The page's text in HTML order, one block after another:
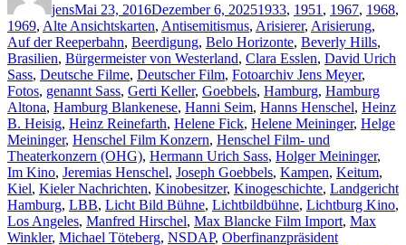
jensMai 23, 2016Dezember 6, 20251933, 1951 , 1967, 1968,
1969, Alte Ansichtskarten, Antisemitismus, Arisierer, Arisierung,
Auf der Reeperbahn, Beerdigung, Belo Horizonte, Beverly Hills,
Brasilien, Bürgermeister von Westerland, Clara Esslen, David Urich
Sass, Deutsche Filme, Deutscher Film, Fotoarchiv Jens Meyer,
Fotos, genannt Sass, Gerti Keller, Goebbels, Hamburg, Hamburg
Altona, Hamburg Blankenese, Hanni Seim, Hanns Henschel, Heinz
B. Heisig, Heinz Reinefarth, Helene Fick, Helene Meininger, Helge
Meininger, Henschel Film Konzern, Henschel Film- und
Theaterkonzern (OHG), Hermann Urich Sass, Holger Meininger,
Im Kino, Jeremias Henschel, Joseph Goebbels, Kampen, Keitum,
Kiel, Kieler Nachrichten, Kinobesitzer, Kinogeschichte, Landgericht
Hamburg, LBB, Licht Bild Bühne, Lichtbildbühne, Lichtburg Kino,
Los Angeles, Manfred Hirschel, Max Blancke Film Import, Max
Winkler, Michael Töteberg, NSDAP, Oberfinanzpräsident